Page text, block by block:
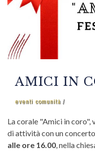
AMICI IN
eventi comunità
La corale "Amici in coro",
di attività con un
alle ore 16.00 , nella